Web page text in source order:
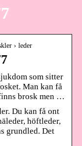
› leder
som sitter
Man kan få
brosk men …
Du kan få ont
höftleder,
grundled. Det